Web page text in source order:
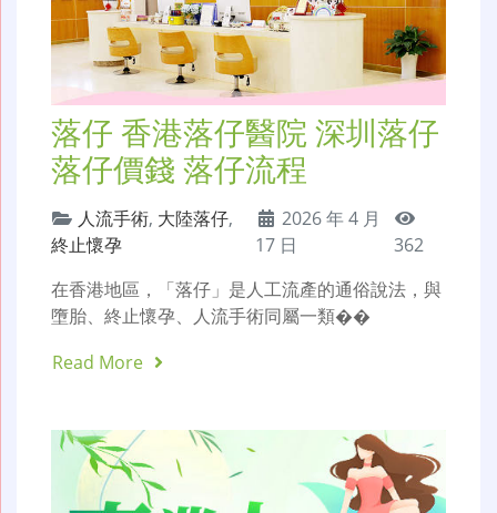
落仔 香港落仔醫院 深圳落仔
落仔價錢 落仔流程
人流手術, 大陸落仔,
終止懷孕
2026 年 4 月
17 日
362
在香港地區，「落仔」是人工流產的通俗說法，與
墮胎、終止懷孕、人流手術同屬一類��
Read More